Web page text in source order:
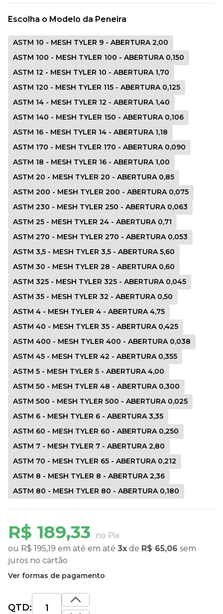
R$ 189,33
no Pix
ou R$ 195,19 em até em até 3x de R$ 65,06 sem
juros no cartão
Ver formas de pagamento
Escolha o Modelo da Peneira
ASTM 10 - MESH TYLER 9 - ABERTURA 2,00
ASTM 100 - MESH TYLER 100 - ABERTURA 0,150
ASTM 12 - MESH TYLER 10 - ABERTURA 1,70
ASTM 120 - MESH TYLER 115 - ABERTURA 0,125
ASTM 14 - MESH TYLER 12 - ABERTURA 1,40
ASTM 140 - MESH TYLER 150 - ABERTURA 0,106
ASTM 16 - MESH TYLER 14 - ABERTURA 1,18
ASTM 170 - MESH TYLER 170 - ABERTURA 0,090
ASTM 18 - MESH TYLER 16 - ABERTURA 1,00
ASTM 20 - MESH TYLER 20 - ABERTURA 0,85
ASTM 200 - MESH TYLER 200 - ABERTURA 0,075
ASTM 230 - MESH TYLER 250 - ABERTURA 0,063
ASTM 25 - MESH TYLER 24 - ABERTURA 0,71
ASTM 270 - MESH TYLER 270 - ABERTURA 0,053
ASTM 3,5 - MESH TYLER 3,5 - ABERTURA 5,60
ASTM 30 - MESH TYLER 28 - ABERTURA 0,60
ASTM 325 - MESH TYLER 325 - ABERTURA 0,045
ASTM 35 - MESH TYLER 32 - ABERTURA 0,50
ASTM 4 - MESH TYLER 4 - ABERTURA 4,75
ASTM 40 - MESH TYLER 35 - ABERTURA 0,425
ASTM 400 - MESH TYLER 400 - ABERTURA 0,038
ASTM 45 - MESH TYLER 42 - ABERTURA 0,355
ASTM 5 - MESH TYLER 5 - ABERTURA 4,00
ASTM 50 - MESH TYLER 48 - ABERTURA 0,300
ASTM 500 - MESH TYLER 500 - ABERTURA 0,025
ASTM 6 - MESH TYLER 6 - ABERTURA 3,35
ASTM 60 - MESH TYLER 60 - ABERTURA 0,250
ASTM 7 - MESH TYLER 7 - ABERTURA 2,80
ASTM 70 - MESH TYLER 65 - ABERTURA 0,212
ASTM 8 - MESH TYLER 8 - ABERTURA 2,36
ASTM 80 - MESH TYLER 80 - ABERTURA 0,180
QTD: